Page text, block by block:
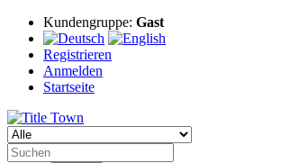
Kundengruppe: Gast
Registrieren
Anmelden
Startseite